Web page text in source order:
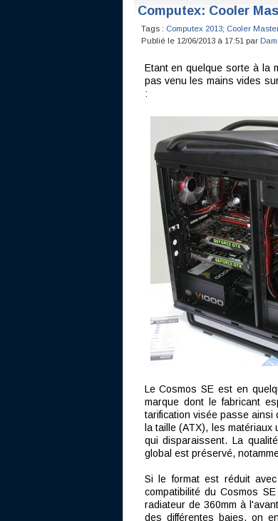
Computex: Cooler
Tags : Computex 2013; Cooler
Publié le 12/06/2013 à 17:51 par
Etant en quelque sorte à la
pas venu les mains vides
:
Le Cosmos SE est en
marque dont le fabricant
tarification visée passe ainsi
la taille (ATX), les
qui disparaissent. La
global est préservé,
Si le format est réduit
compatibilité du Cosmos
radiateur de 360mm à
des différentes baies, on